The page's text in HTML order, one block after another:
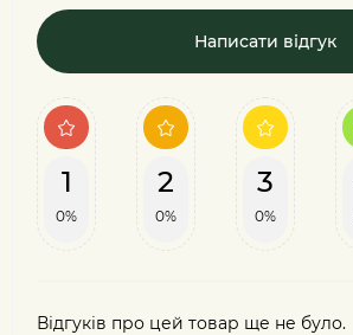
Написати відгук
1
0%
2
0%
3
0%
Відгуків про цей товар ще не було.